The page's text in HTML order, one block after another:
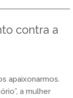
contra a
apaixonarmos.
a mulher